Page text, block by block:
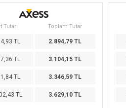
Tutarı Toplam Tutar
TL 2.894,79 TL
TL 3.104,15 TL
TL 3.346,59 TL
TL 3.629,10 TL